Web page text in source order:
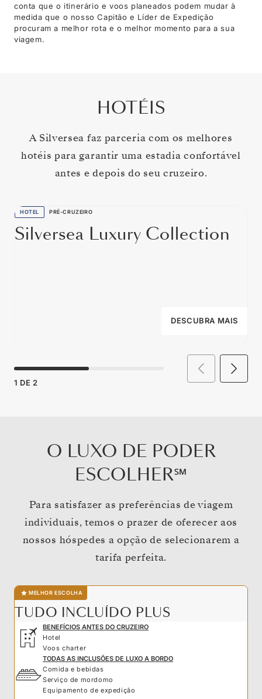
conta que o itinerário e voos planeados podem mudar à
medida que o nosso Capitão e Líder de Expedição
procuram a melhor rota e o melhor momento para a sua
viagem.
HOTÉIS
A Silversea faz parceria com os melhores
hotéis para garantir uma estadia confortável
antes e depois do seu cruzeiro.
HOTEL PRÉ-CRUZEIRO
Silversea Luxury Collection
DESCUBRA MAIS
1 DE 2
O LUXO DE PODER
ESCOLHER℠
Para satisfazer as preferências de viagem
individuais, temos o prazer de oferecer aos
nossos hóspedes a opção de selecionarem a
tarifa perfeita.
MELHOR ESCOLHA
TUDO INCLUÍDO PLUS
BENEFÍCIOS ANTES DO CRUZEIRO
Hotel
Voos charter
TODAS AS INCLUSÕES DE LUXO A BORDO
Comida e bebidas
Serviço de mordomo
Equipamento de expedição